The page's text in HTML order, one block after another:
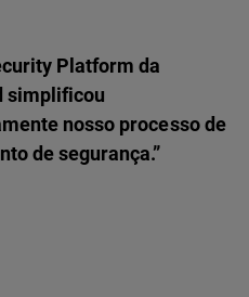
Platform da
simplificou
nosso processo de
de segurança.”